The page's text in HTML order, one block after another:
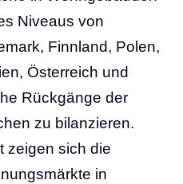
Niveaus von
Finnland, Polen,
Österreich und
Rückgänge der
zu bilanzieren.
zeigen sich die
in